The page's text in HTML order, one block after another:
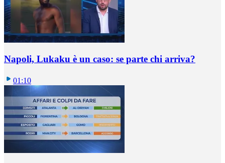
Napoli, Lukaku è un caso: se parte chi arriva?
01:10